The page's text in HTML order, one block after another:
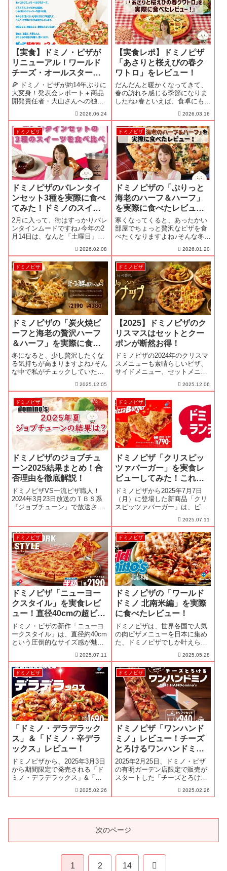
【実食】ドミノ・ピザが
リニューアル！ワールド
チーズ・オールスターミ
ートBBQ・夏のコク旨カ
レークワトロを食べてみ
た！
🍕 ドミノ・ピザが約14年ぶりに
大変身！発表会レポート＋商品
開発責任者・大山さんへの独自
のガチ実食レビューを全部まと
めてお届けします！2026年6月
29日、ドミノ・ピザが約14年ぶ
りの大規模ブランドリニューア
ルを...
2026.06.24
【実食レポ】ドミノピザ
「あさりと桜えびの春ク
ワトロ」をレビュー！
だんだんと暖かくなってきて、
春の訪れを感じる季節になりま
したね♪春といえば、食卓にも彩
くなりませんか？PizzaMan春の
味覚といえば、ドミノピザから
驚きの新作が登場したよ！その
名も「あさりと桜えびの春クワ
トロ」...
2026.03.16
ドミノピザ
ドミノピザのバレンタイ
ンセット3種を実際に食べ
てみた！ドミノのスイー
ツは正直どう？
2月に入って、街はすっかりバレ
ンタインムードですね♪今年の2
月14日は、なんと「土曜日」！
画している方も多いのではない
でしょうか？PizzaMan土曜日の
バレンタインか！外食はどこも
混みそうだし、家で贅沢にピザ
パ...
2026.02.08
ドミノピザ
ドミノピザの「ぷりっと
海老のハーフ＆ハーフ」
を実際に食べたレビュ
ー！
寒くなってくると、あったかい
部屋でちょっと贅沢なピザを食
べたくなりますよね♪そんな冬気
なっているのがドミノピザの新
作「ぷりっと海老のハーフ＆ハ
ーフ」です！PizzaManおっ、今
回は海老が主役のハーフ＆ハー
フ！ド...
2026.01.20
ドミノピザ
ドミノピザの「炭火焼ビ
ーフと海老の贅沢ハーフ
＆ハーフ」を実際に食べ
たレビュー！
冬になると、少し贅沢したくな
る気持ちが高まりますよね♪そん
な中で私がチェックしていたの
ーフと海老の贅沢ハーフ＆ハー
フ」です！PizzaMan今回はお肉
×海老という、とっても欲張り
な組み合わせのピザだよ！「炭
2025.12.05
ドミノピザ
【2025】ドミノピザのク
リスマスはセットとクー
ポンが断然お得！
ドミノピザの2024年のクリスマ
スメニューも素晴らしいピザ、
サイドメニュー、セットメニュ
ットもめちゃくちゃお得！あの
2025.12.06
ドミノピザ
ドミノピザのジョブチュ
ーン2025結果まとめ！合
否理由を徹底解説！
ドミノピザVS一流ピザ職人！
2024年3月23日放送のＴＢＳ系
『ジョブチューン』で放送され
たピザは？果たしてドミノピザ
で食べるべきメニューは！？
ドミノピザ
ドミノピザ「クリスピッ
ツァバーガー」を実食レ
ビューしてみた！これは
クセになる…！
ドミノピザから2025年7月7日
（月）に登場した新商品「クリ
スピッツァバーガー」は、ピザ
を融合させた“新感覚ランチ”で
す。サクサクのクリスピー生地
に、濃厚チーズやジューシーな
お肉を挟んだバーガースタイル
で、片手で...
2025.07.11
ドミノピザ
ドミノピザ「ニューヨー
クスタイル」を実食レビ
ュー！直径40cmの超ビッ
グピザは本場の味？
ドミノ・ピザの新作「ニューヨ
ークスタイル」は、直径約40cm
という圧倒的なサイズ感が魅力
その「ニューヨークスタイル」3
種類を実際に食べて、味やボリ
ューム感、価格に見合う価値が
あるのかを徹底レビューしてみ
ました！ペ...
2025.07.11
ドミノピザ
ドミノピザの「ワールド
ドミノ 北南米編」を実際
に食べたレビュー！
ドミノピザは、世界各国で人気
の肉ピザメニューを日本に集め
た、ドミノピザでしか叶えられ
ドミノ 北南米編」を2025年5月
26日（月）より、期間限定で発
売開始しました！「ワールドド
ミノ 北南米編」は、メキシコ、
カナダ...
2025.05.28
ドミノピザ
「ドミノ・デラデラック
ス」＆「ドミノ・辛デラ
ックス」レビュー！
ドミノピザから、2025年3月3日
から期間限定で発売される「ド
ミノ・デラデラックス」&「ド
ノ・ピザの人気No.1メニュー
に“定番を超える決定版”です。
2025.02.26
ドミノピザ
ドミノピザ「ワンハンド
ミノ」レビュー！チーズ
とろけるワンハンドミノ
を徹底解説！
2025年2月25日、ドミノ・ピザ
の有明ガーデン店限定で販売が
スタートした「チーズとろける
スクエア型ピザです。今回は、
大山さんの解説と実際に食べて
みた感想を...
2025.02.26
次のページ
1 2 14 次